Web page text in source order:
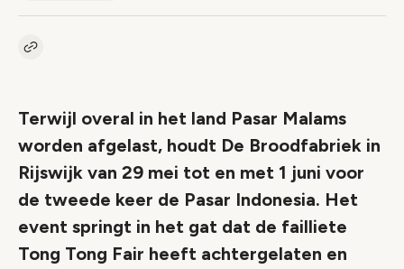
Kopieer link naar artikel
Terwijl overal in het land Pasar Malams
worden afgelast, houdt De Broodfabriek in
Rijswijk van 29 mei tot en met 1 juni voor
de tweede keer de Pasar Indonesia. Het
event springt in het gat dat de failliete
Tong Tong Fair heeft achtergelaten en